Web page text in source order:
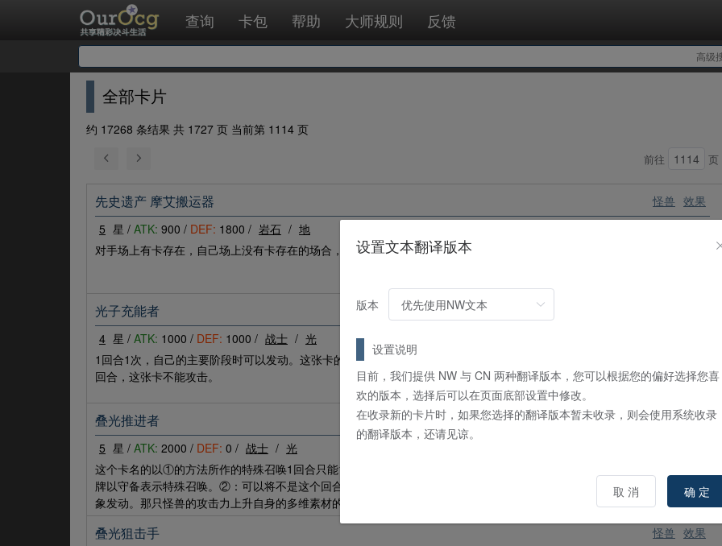
查询 卡包 帮助 大师规则 反馈
高级
全部卡片
约 17268 条结果 共 1727 页 当前第 1114 页
前往 页
怪兽 效果
先史遗产 摩艾搬运器
5 星 / ATK: 900 / DEF: 1800 / 岩石 / 地
对手场上有卡存在，自己场上没有卡存在的场合，这张卡可以从手牌特殊召唤。
光子充能者
4 星 / ATK: 1000 / DEF: 1000 / 战士 / 光
1回合1次，自己的主要阶段时可以发动。这张卡的攻击力直到下次自己的准备阶段时变为原攻击力的2倍。这个效果发动的
回合，这张卡不能攻击。
怪兽 效果
叠光推进者
5 星 / ATK: 2000 / DEF: 0 / 战士 / 光
这个卡名的以①的方法所作的特殊召唤1回合只能1次。①：自己场上有攻击力2000以上的怪兽存在的场合，这张卡可以从手
牌以守备表示特殊召唤。②：可以将不是这个回合送入墓地的这张卡除外，以拥有多维素材的自己场上的1只多维怪兽为对
象发动。那只怪兽的攻击力上升自身的多维素材的数量×500。
怪兽 效果
叠光狙击手
设置文本翻译版本
版本
设置说明
目前，我们提供 NW 与 CN 两种翻译版本，您可以根据您的偏好选择您喜
欢的版本，选择后可以在页面底部设置中修改。
在收录新的卡片时，如果您选择的翻译版本暂未收录，则会使用系统收录
的翻译版本，还请见谅。
取 消 确 定